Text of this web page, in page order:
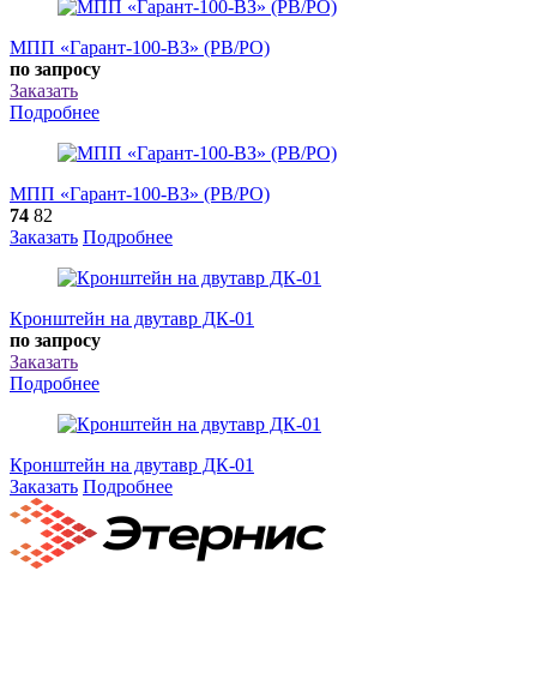
МПП «Гарант-100-ВЗ» (РВ/РО)
по запросу
Заказать
Подробнее
МПП «Гарант-100-ВЗ» (РВ/РО)
74 82
Заказать Подробнее
Кронштейн на двутавр ДК-01
по запросу
Заказать
Подробнее
Кронштейн на двутавр ДК-01
Заказать Подробнее